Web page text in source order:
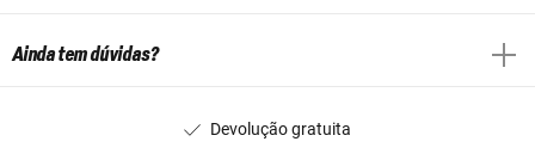
Ainda tem dúvidas?
Devolução gratuita